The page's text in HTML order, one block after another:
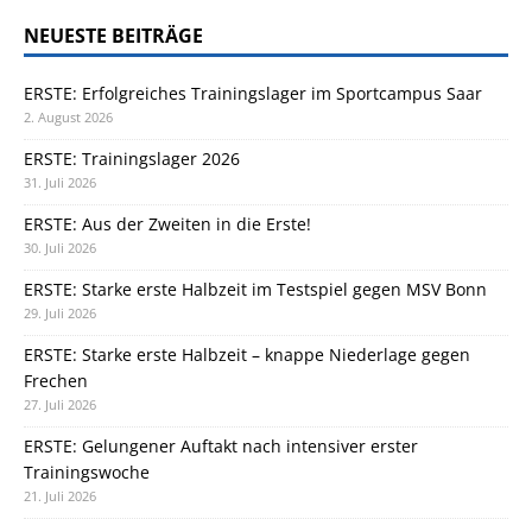
NEUESTE BEITRÄGE
ERSTE: Erfolgreiches Trainingslager im Sportcampus Saar
2. August 2026
ERSTE: Trainingslager 2026
31. Juli 2026
ERSTE: Aus der Zweiten in die Erste!
30. Juli 2026
ERSTE: Starke erste Halbzeit im Testspiel gegen MSV Bonn
29. Juli 2026
ERSTE: Starke erste Halbzeit – knappe Niederlage gegen
Frechen
27. Juli 2026
ERSTE: Gelungener Auftakt nach intensiver erster
Trainingswoche
21. Juli 2026